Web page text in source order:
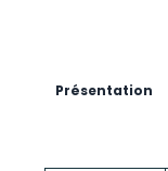
Présentation